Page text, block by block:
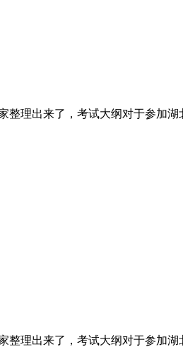
理出来了，考试大纲对于参加
理出来了，考试大纲对于参加